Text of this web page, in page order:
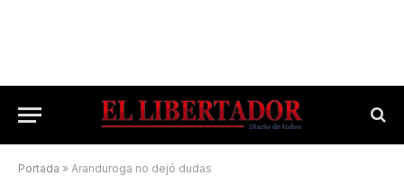
Portada » Aranduroga no dejó dudas